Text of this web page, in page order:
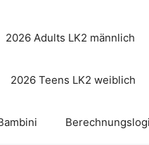
2026 Adults LK2 männlich
2026 Teens LK2 weiblich